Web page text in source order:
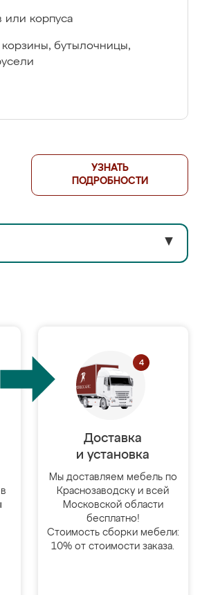
или корпуса
бутылочницы,
УЗНАТЬ
ПОДРОБНОСТИ
▼
Доставка
и установка
Мы доставляем мебель по
Краснозаводску и всей
Московской области
бесплатно!
Стоимость сборки мебели:
10% от стоимости заказа.